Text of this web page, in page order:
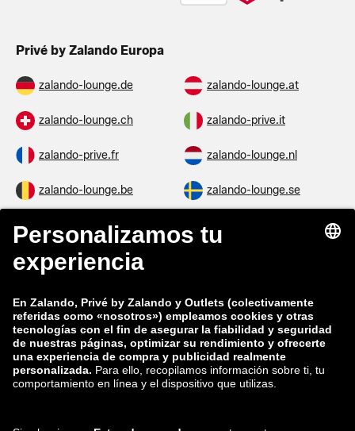
Privé by Zalando Europa
zalando-lounge.de zalando-lounge.at
zalando-lounge.ch zalando-prive.it
zalando-prive.fr zalando-lounge.nl
zalando-lounge.be zalando-lounge.se
zalando-lounge.fi
zalando-lounge.co.uk
zalando-prive.es
zalando-lounge.lt zalando-lounge.sk
zalando-lounge.ro zalando-lounge.hr